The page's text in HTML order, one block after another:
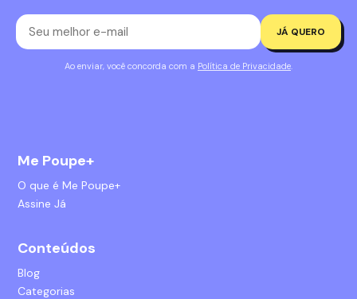
JÁ QUERO
Ao enviar, você concorda com a Política de Privacidade.
Me Poupe+
O que é Me Poupe+
Assine Já
Conteúdos
Blog
Categorias